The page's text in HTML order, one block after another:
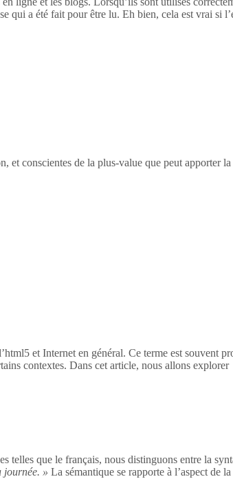
qui a été fait pour être lu. Eh bien, cela est vrai si
conscientes de la plus-value que peut apporter
et Internet en général. Ce terme est souvent
contextes. Dans cet article, nous allons
telles que le français, nous distinguons entre la
journée. » La sémantique se rapporte à l’aspect de